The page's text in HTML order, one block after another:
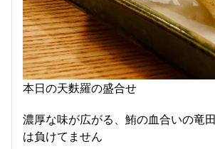
本日の天麩羅の盛合せ
濃厚な味が広がる、鮪の血合いの竜
は負けてません